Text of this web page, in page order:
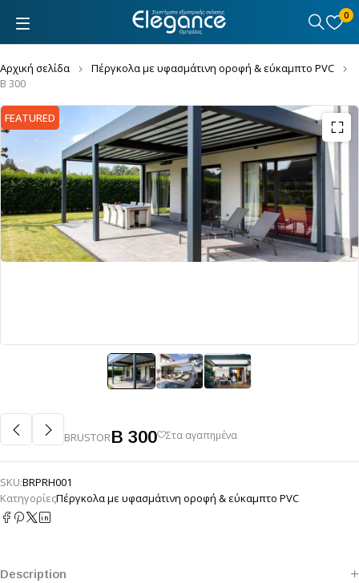
0
Αρχική σελίδα
Πέργκολα με υφασμάτινη οροφή & εύκαμπτο PVC
B 300
FEATURED
BRUSTORB 300
SKU:BRPRH001
ΚατηγορίεςΠέργκολα με υφασμάτινη οροφή & εύκαμπτο PVC
Description